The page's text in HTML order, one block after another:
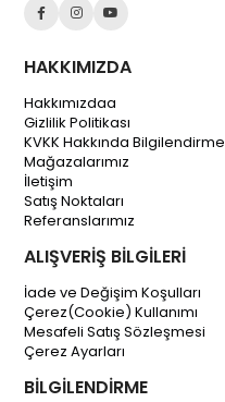
HAKKIMIZDA
Hakkımızdaa
Gizlilik Politikası
KVKK Hakkında Bilgilendirme
Mağazalarımız
İletişim
Satış Noktaları
Referanslarımız
ALIŞVERİŞ BİLGİLERİ
İade ve Değişim Koşulları
Çerez(Cookie) Kullanımı
Mesafeli Satış Sözleşmesi
Çerez Ayarları
BİLGİLENDİRME